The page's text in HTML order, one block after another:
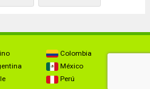
Colombia
México
Perú